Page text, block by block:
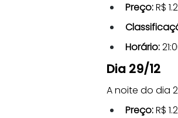
Preço: R$
Horário:
Dia 29/12
A noite do dia
Preço: R$